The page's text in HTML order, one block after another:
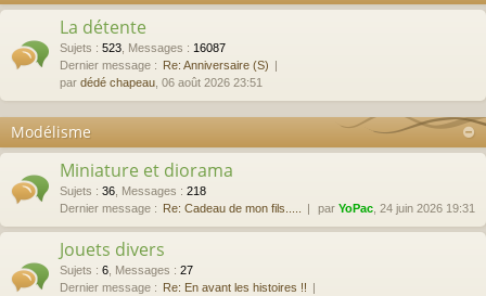
La détente
Sujets : 523 Messages : 16087
Dernier message : Re: Anniversaire (S)
par dédé chapeau , 06 août 2026 23:51
Modélisme
Miniature et diorama
Sujets : 36 Messages : 218
Dernier message : Re: Cadeau de mon fils..... par YoPac , 24 juin 2026 19:31
Jouets divers
Sujets : 6 Messages : 27
Dernier message : Re: En avant les histoires !!